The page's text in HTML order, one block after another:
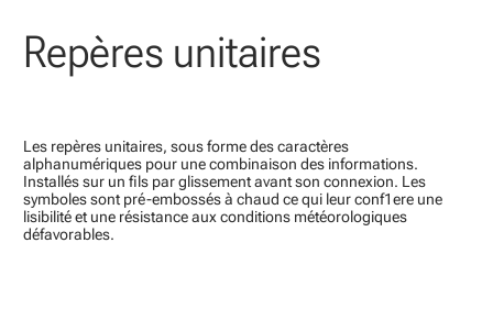
Repères unitaires
Les repères unitaires, sous forme des caractères
alphanumériques pour une combinaison des informations.
Installés sur un fils par glissement avant son connexion. Les
symboles sont pré-embossés à chaud ce qui leur conf1ere une
lisibilité et une résistance aux conditions météorologiques
défavorables.